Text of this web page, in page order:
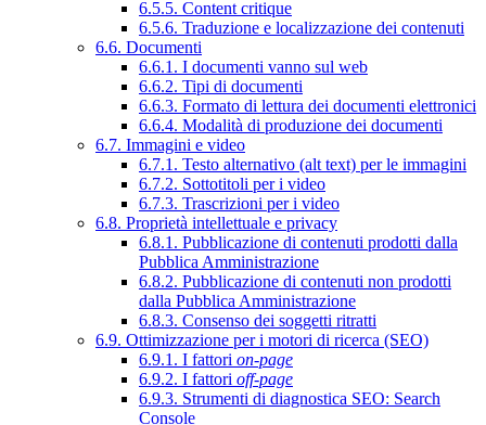
6.5.5. Content critique
6.5.6. Traduzione e localizzazione dei contenuti
6.6. Documenti
6.6.1. I documenti vanno sul web
6.6.2. Tipi di documenti
6.6.3. Formato di lettura dei documenti elettronici
6.6.4. Modalità di produzione dei documenti
6.7. Immagini e video
6.7.1. Testo alternativo (alt text) per le immagini
6.7.2. Sottotitoli per i video
6.7.3. Trascrizioni per i video
6.8. Proprietà intellettuale e privacy
6.8.1. Pubblicazione di contenuti prodotti dalla
Pubblica Amministrazione
6.8.2. Pubblicazione di contenuti non prodotti
dalla Pubblica Amministrazione
6.8.3. Consenso dei soggetti ritratti
6.9. Ottimizzazione per i motori di ricerca (SEO)
6.9.1. I fattori on-page
6.9.2. I fattori off-page
6.9.3. Strumenti di diagnostica SEO: Search
Console